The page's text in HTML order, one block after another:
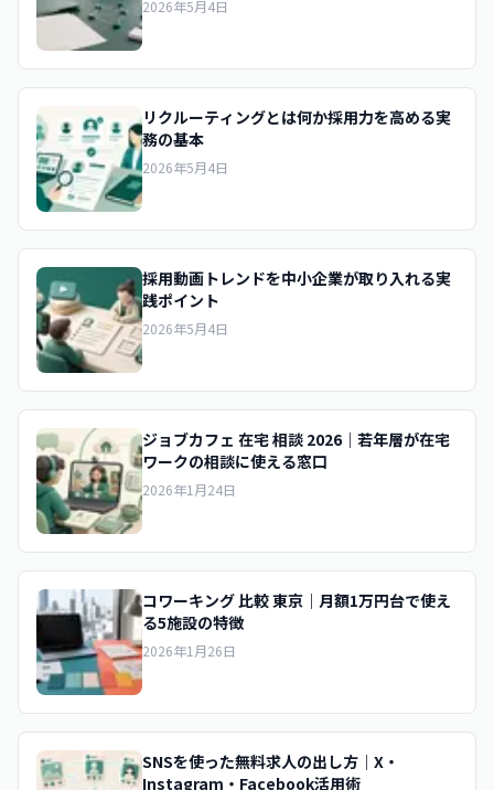
2026年5月4日
リクルーティングとは何か採用力を高める実
務の基本
2026年5月4日
採用動画トレンドを中小企業が取り入れる実
践ポイント
2026年5月4日
ジョブカフェ 在宅 相談 2026｜若年層が在宅
ワークの相談に使える窓口
2026年1月24日
コワーキング 比較 東京｜月額1万円台で使え
る5施設の特徴
2026年1月26日
SNSを使った無料求人の出し方｜X・
Instagram・Facebook活用術